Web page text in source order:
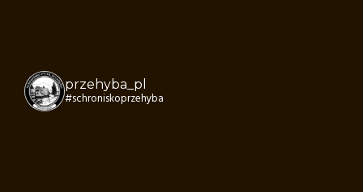
przehyba_pl
#schroniskoprzehyba